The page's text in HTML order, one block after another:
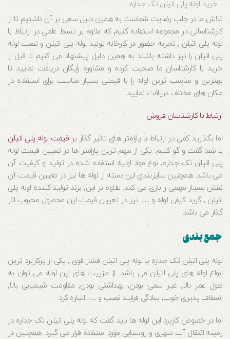
خرید لوله پلی اتیلن تک جداره
تلاش ما در جلب رضایت شماست به همین دلیل سعی بر آن داشتیم تا از
کارشناسانی در مجموعه استفاده کنیم که علاوه بر تسلط علمی در ارتباط با
لوله پلی اتیلن ٬ تجربه حضور در کارخانه تولید لوله پلی اتیلن و نصب لوله
پلی اتیلن را نیز داشته باشند به همین دلیل پیشنهاد می کنیم تا قبل از
خرید با کارشناسان ما صحبت کرده و مشاوره رایگان دریافت نمایید تا
بهترین و مناسب ترین لوله را با قیمتی بسیار مناسب برای استفاده در
مکان های مختلف دریافت نمایید.
ارتباط با کارشناسان فروش
اما بگذارید کمی در ارتباط با پارامتر های تاثیر گذار برقیمت لوله پلی اتیلن
با شما گفت و گو کنیم. یکی از مهم ترین پارامتر ها در تعیین قیمت لوله
پلی اتیلن تک جداره٬ نوع مواد اولیه استفاده شده در تولید و کیفیت آن
می باشد. همچنین سایزبندی این دسته از لوله ها نیز در تعیین قیمت آن
نقش بسیار مهمی را بازی می کند. علاوه بر این٬ برند تولید کننده لوله پلی
اتیلن ٬ گرید کیفی لوله و …. نیز در تعیین قیمت این محصول محبوب اثر
گذار می باشد.
جمع بندی
لوله پلی اتیلن تک جداره یا لوله پلی اتیلن فشار قوی ٬ یکی از پرکاربرد ترین
انواع لوله های پلی اتیلن می باشد. از مزییت های این لوله می توان به
طول عمر بالا٬ غیر سمی بودن٬ بهداشتی بودن٬ مقاومت شیمیایی بالا٬
انعطاف پذیری خوب٬ سادگی فرایند نصب و …. اشاره کرد.
اما در خصوص کاربرد این لوله ها باید گفت که لوله پلی اتیلن تک جداره در
زمینه انتقال آب شهری و روستایی مورد استفاده قرار می گیرد. همچنین در